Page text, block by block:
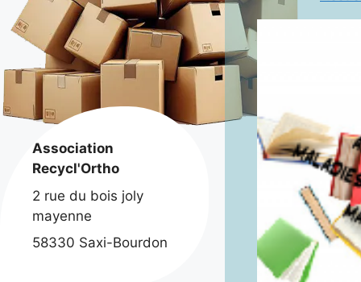
Association
Recycl'Ortho
2 rue du bois joly
mayenne
58330 Saxi-Bourdon